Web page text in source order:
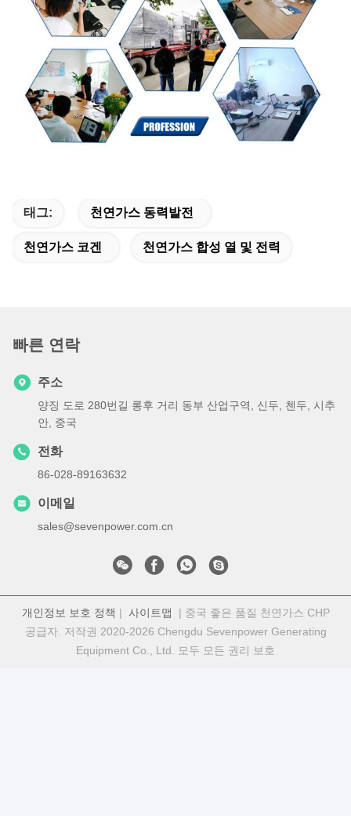
태그: 천연가스 동력발전
천연가스 코겐 천연가스 합성 열 및 전력
빠른 연락
주소
양징 도로 280번길 롱후 거리 동부 산업구역, 신두, 첸두, 시추
안, 중국
전화
86-028-89163632
이메일
sales@sevenpower.com.cn
개인정보 보호 정책 | 사이트맵 | 중국 좋은 품질 천연가스 CHP
공급자. 저작권 2020-2026 Chengdu Sevenpower Generating
Equipment Co., Ltd. 모두 모든 권리 보호